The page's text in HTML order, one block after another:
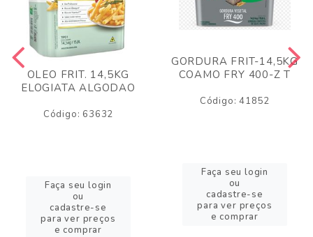
OLEO FRIT. 14,5KG
ELOGIATA ALGODAO
Código: 63632
Faça seu login
ou
cadastre-se
para ver preços
e comprar
GORDURA FRIT-14,5KG
COAMO FRY 400-Z T
Código: 41852
Faça seu login
ou
cadastre-se
para ver preços
e comprar